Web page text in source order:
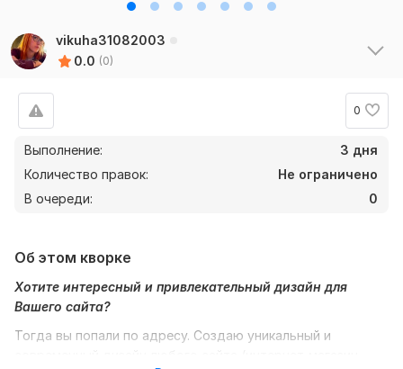
vikuha31082003
0.0 (0)
0
Выполнение:
3 дня
Количество правок:
Не ограничено
В очереди:
0
Об этом кворке
Хотите интересный и привлекательный дизайн для
Вашего сайта?
Тогда вы попали по адресу. Создаю уникальный и